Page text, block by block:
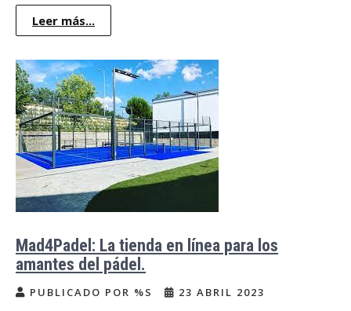
Leer más...
Mad4Padel: La tienda en línea para los
amantes del pádel.
PUBLICADO POR %S 23 ABRIL 2023